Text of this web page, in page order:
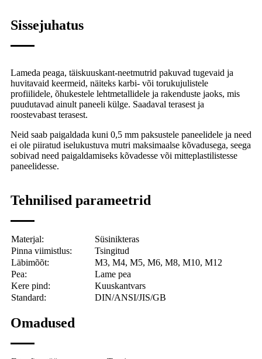
Sissejuhatus
Lameda peaga, täiskuuskant-neetmutrid pakuvad tugevaid ja
huvitavaid keermeid, näiteks karbi- või torukujulistele
profiilidele, õhukestele lehtmetallidele ja rakenduste jaoks, mis
puudutavad ainult paneeli külge. Saadaval terasest ja
roostevabast terasest.
Neid saab paigaldada kuni 0,5 mm paksustele paneelidele ja need
ei ole piiratud iselukustuva mutri maksimaalse kõvadusega, seega
sobivad need paigaldamiseks kõvadesse või mitteplastilistesse
paneelidesse.
Tehnilised parameetrid
Materjal:
Süsinikteras
Pinna viimistlus:
Tsingitud
Läbimõõt:
M3, M4, M5, M6, M8, M10, M12
Pea:
Lame pea
Kere pind:
Kuuskantvars
Standard:
DIN/ANSI/JIS/GB
Omadused